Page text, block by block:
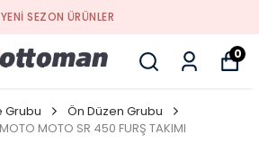
YENI SEZON ÜRÜNLER
0
Grubu
Ön Düzen Grubu
MOTO SR 450 FURŞ TAKIMI